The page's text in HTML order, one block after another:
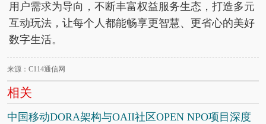
用户需求为导向，不断丰富权益服务生态，打造多元
互动玩法，让每个人都能畅享更智慧、更省心的美好
数字生活。
来源：C114通信网
相关
中国移动DORA架构与OAII社区OPEN NPO项目深度